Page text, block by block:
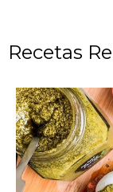
Recetas